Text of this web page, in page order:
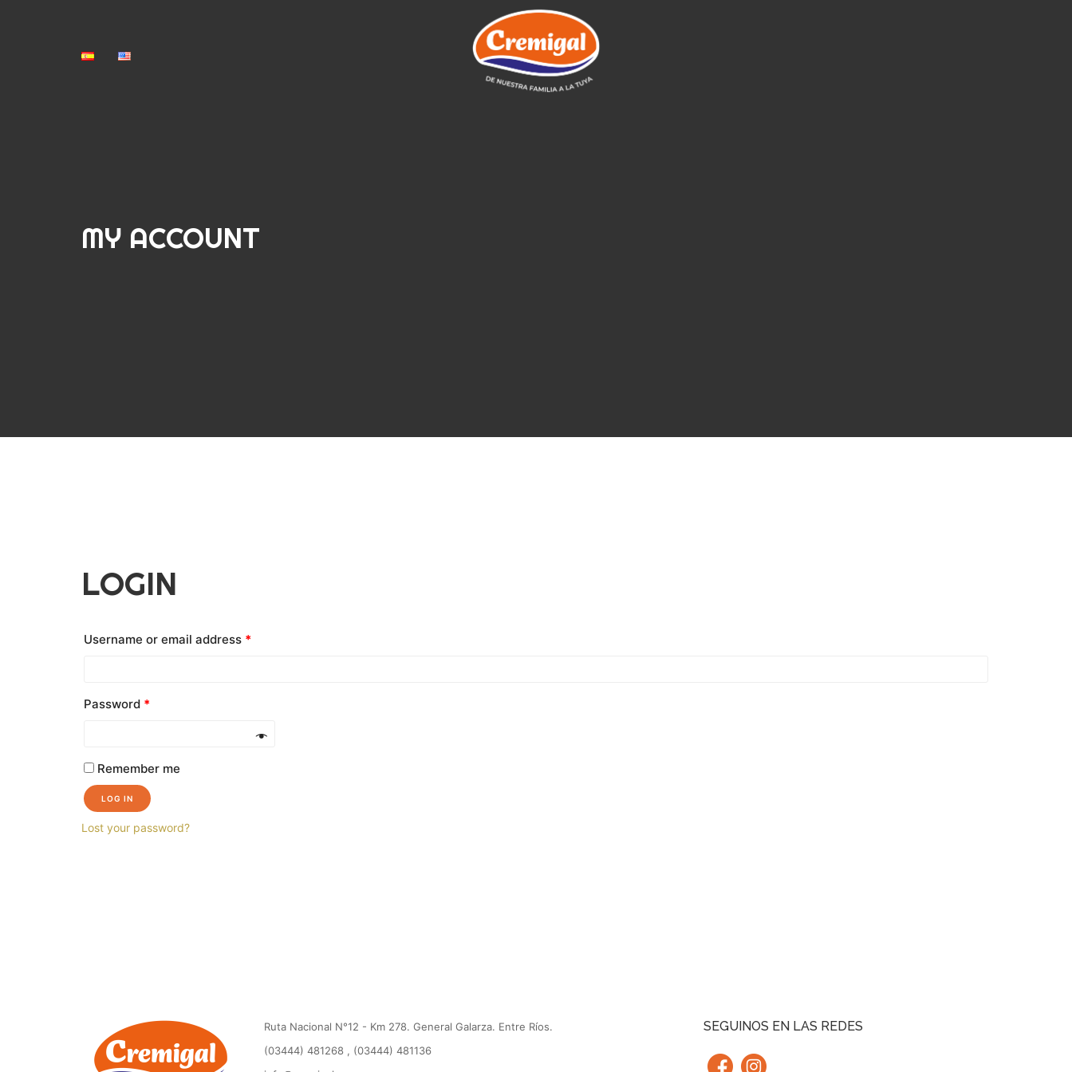
MY ACCOUNT
LOGIN
Username or email address *
Password *
Remember me
LOG IN
Lost your password?
Ruta Nacional N°12 - Km 278. General Galarza. Entre Ríos.
(03444) 481268 , (03444) 481136
SEGUINOS EN LAS REDES